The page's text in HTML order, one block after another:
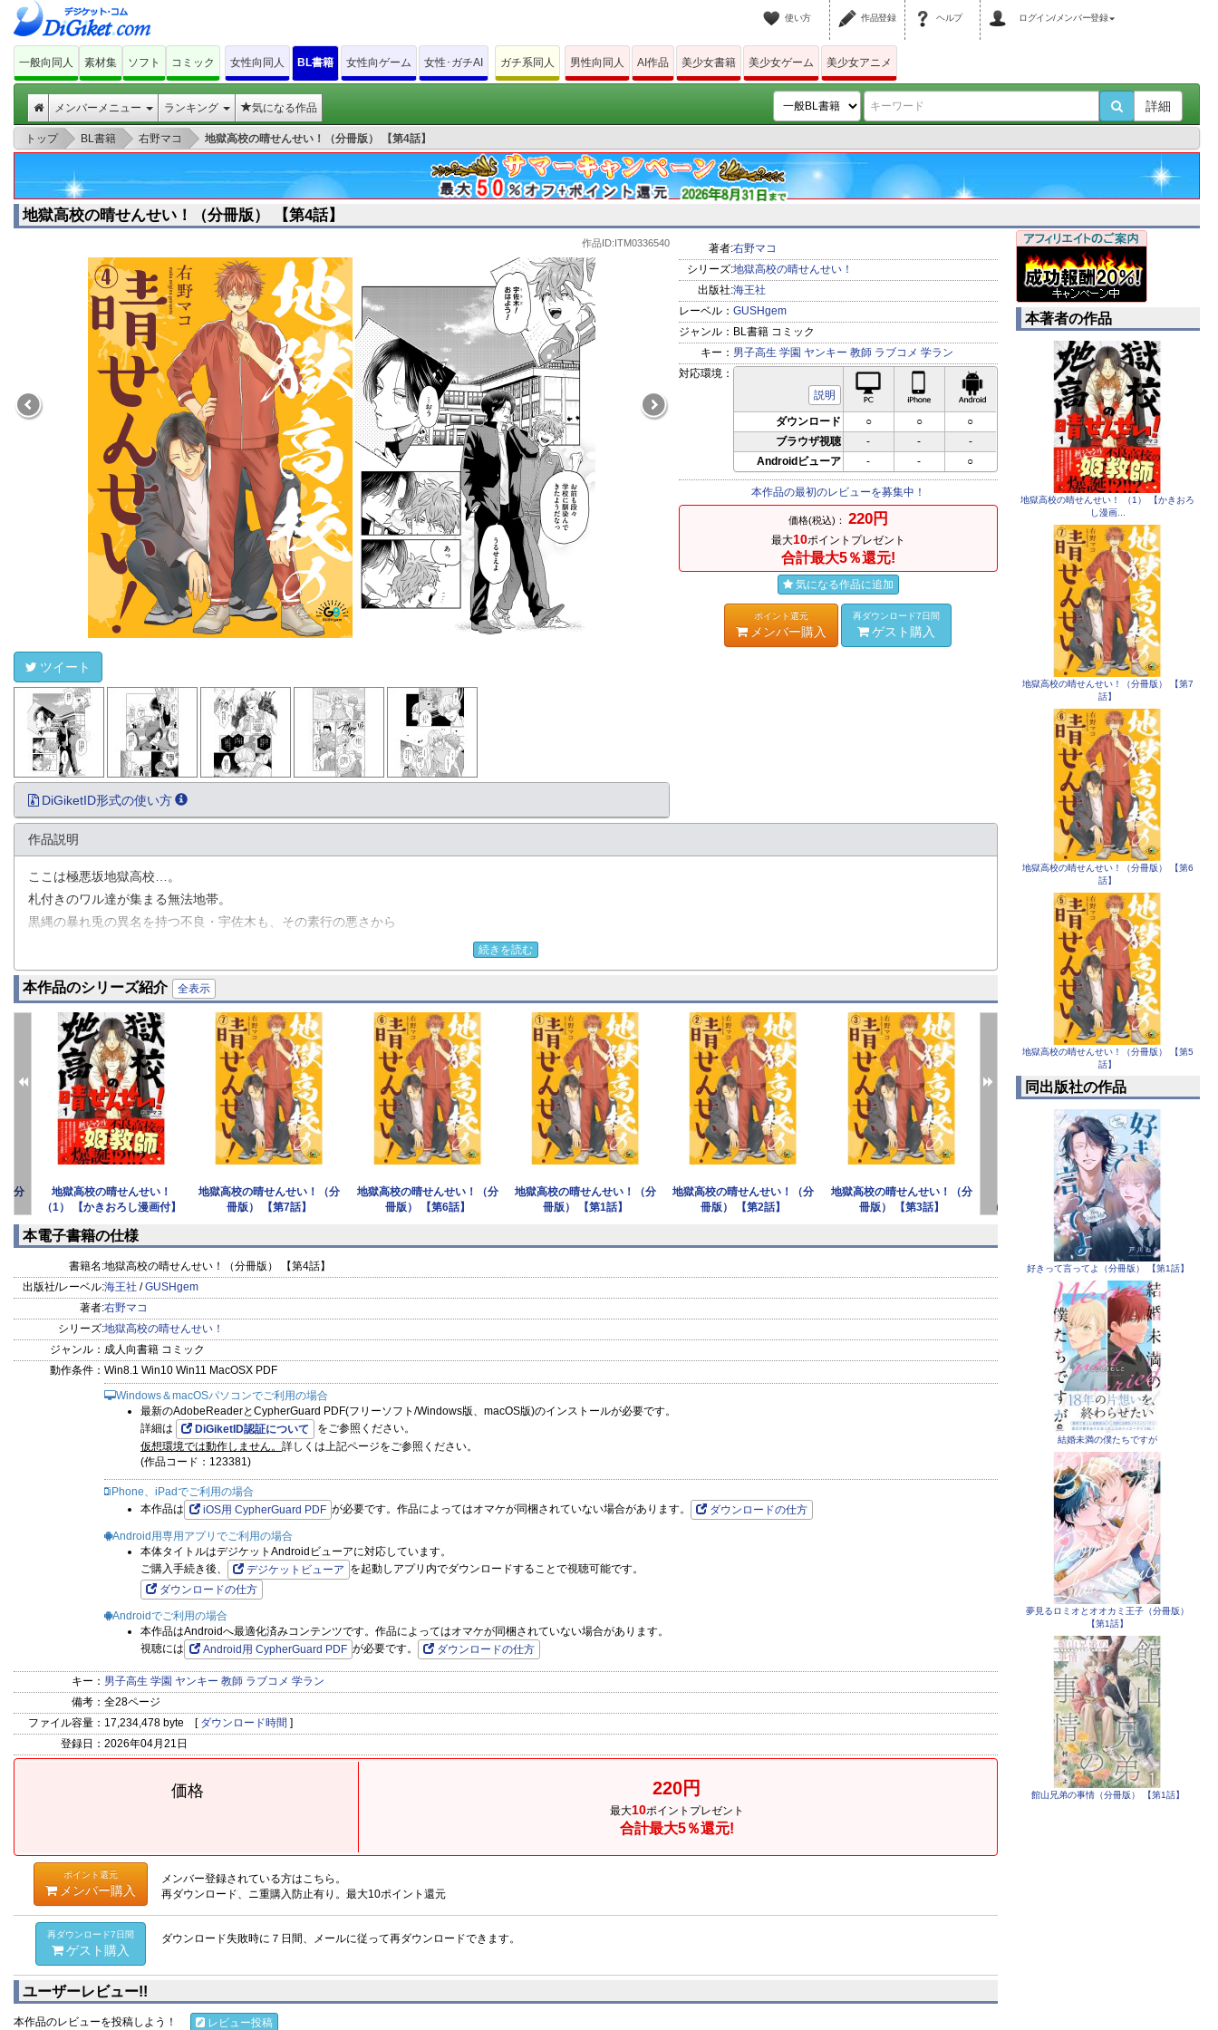
使い方 作品登録 ヘルプ ログイン/メンバー登録
一般向同人 素材集 ソフト コミック 女性向同人 BL書籍 女性向ゲーム 女性･ガチAI ガチ系同人 男性向同人 AI作品 美少女書籍 美少女ゲーム 美少女アニメ
詳細
メンバーメニュー ランキング 気になる作品
トップ > BL書籍 > 右野マコ > 地獄高校の晴せんせい！（分冊版） 【第4話】
地獄高校の晴せんせい！（分冊版） 【第4話】
作品ID:ITM0336540
ツイート
DiGiketID形式の使い方
著者:右野マコ
シリーズ:地獄高校の晴せんせい！
出版社:海王社
レーベル： GUSHgem
ジャンル： BL書籍 コミック
キー： 男子高生 学園 ヤンキー 教師 ラブコメ 学ラン
対応環境：
説明
PC対応 iPhone対応
ダウンロード ○ ○
○
ブラウザ視聴
- -
-
Androidビューア
- - ○
本作品の最初のレビューを募集中！
価格(税込)： 220円
最大10ポイントプレゼント
合計最大5％還元!
気になる作品に追加
ポイント還元
メンバー購入
再ダウンロード7日間
ゲスト購入
作品説明
ここは極悪坂地獄高校…。
札付きのワル達が集まる無法地帯。
黒縄の暴れ兎の異名を持つ不良・宇佐木も、その素行の悪さから
しかし、現れた担任の小田島晴は見るからに弱そうで…!?
最強教師の晴先生と個性あふれる不良たちが織り成す
愛（!?）と友情（!?）のスクールライフ!!!!!
続きを読む
本作品のシリーズ紹介 全表示
（分
地獄高校の晴せんせい！
（1） 【かきおろし漫画付】
地獄高校の晴せんせい！（分
冊版） 【第7話】
地獄高校の晴せんせい！（分
冊版） 【第6話】
地獄高校の晴せんせい！（分
冊版） 【第1話】
地獄高校の晴せんせい！（分
冊版） 【第2話】
地獄高校の晴せんせい！（分
冊版） 【第3話】
地獄高校の晴せんせい！
（1） 【かきおろし漫画付】
地獄高校の晴
本電子書籍の仕様
書籍名:地獄高校の晴せんせい！（分冊版） 【第4話】
出版社/レーベル:海王社 /GUSHgem
著者:右野マコ
シリーズ:地獄高校の晴せんせい！
ジャンル： 成人向書籍 コミック
動作条件： Win8.1 Win10 Win11 MacOSX PDF
Windows＆macOSパソコンでご利用の場合
最新のAdobeReaderとCypherGuard PDF(フリーソフト/Windows版、macOS版)のインストールが必要です。
詳細は
DiGiketID認証について
をご参照ください。
仮想環境では動作しません。 詳しくは上記ページをご参照ください。
(作品コード：123381)
iPhone、iPadでご利用の場合
本作品は
iOS用 CypherGuard PDF が必要です。作品によってはオマケが同梱されていない場合があります。 ダウンロードの仕方
Android用専用アプリでご利用の場合
本体タイトルはデジケットAndroidビューアに対応しています。
ご購入手続き後、
デジケットビューア を起動しアプリ内でダウンロードすることで視聴可能です。
ダウンロードの仕方
Androidでご利用の場合
本作品はAndroidへ最適化済みコンテンツです。作品によってはオマケが同梱されていない場合があります。
視聴には
Android用 CypherGuard PDF が必要です。 ダウンロードの仕方
キー： 男子高生 学園 ヤンキー 教師 ラブコメ 学ラン
備考： 全28ページ
ファイル容量： 17,234,478 byte [ ダウンロード時間 ]
登録日： 2026年04月21日
価格 220円
最大10ポイントプレゼント
合計最大5％還元!
ポイント還元
メンバー購入
メンバー登録されている方はこちら。
再ダウンロード、ニ重購入防止有り。最大10ポイント還元
再ダウンロード7日間
ゲスト購入
ダウンロード失敗時に７日間、メールに従って再ダウンロードできます。
ユーザーレビュー!!
本作品のレビューを投稿しよう！ レビュー投稿
本著者の作品
地獄高校の晴せんせい！ （1） 【かきおろ
し漫画...
地獄高校の晴せんせい！（分冊版） 【第7
話】
地獄高校の晴せんせい！（分冊版） 【第6
話】
地獄高校の晴せんせい！（分冊版） 【第5
話】
同出版社の作品
好きって言ってよ（分冊版） 【第1話】
結婚未満の僕たちですが
夢見るロミオとオオカミ王子（分冊版）
【第1話】
館山兄弟の事情（分冊版） 【第1話】